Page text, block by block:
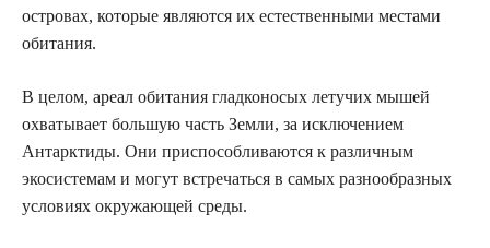
островах, которые являются их естественными местами
обитания.
В целом, ареал обитания гладконосых летучих мышей
охватывает большую часть Земли, за исключением
Антарктиды. Они приспособливаются к различным
экосистемам и могут встречаться в самых разнообразных
условиях окружающей среды.